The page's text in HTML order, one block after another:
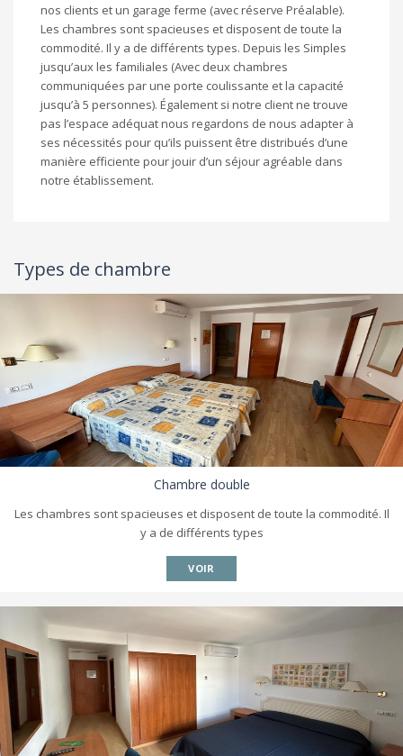
nos clients et un garage ferme (avec réserve Préalable).
Les chambres sont spacieuses et disposent de toute la
commodité. Il y a de différents types. Depuis les Simples
jusqu’aux les familiales (Avec deux chambres
communiquées par une porte coulissante et la capacité
jusqu’à 5 personnes). Également si notre client ne trouve
pas l’espace adéquat nous regardons de nous adapter à
ses nécessités pour qu’ils puissent être distribués d’une
manière efficiente pour jouir d’un séjour agréable dans
notre établissement.
Types de chambre
Chambre double
Les chambres sont spacieuses et disposent de toute la commodité. Il
y a de différents types
VOIR